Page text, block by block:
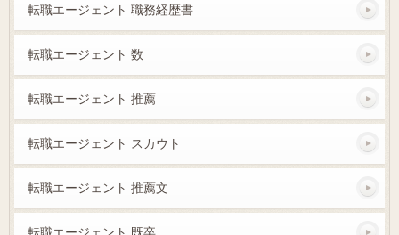
転職エージェント 職務経歴書
転職エージェント 数
転職エージェント 推薦
転職エージェント スカウト
転職エージェント 推薦文